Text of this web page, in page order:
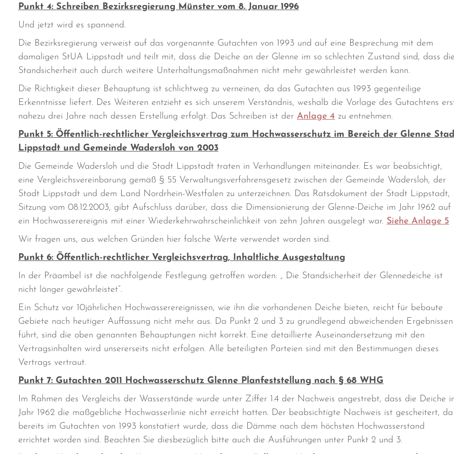
Punkt 4: Schreiben Bezirksregierung Münster vom 8. Januar 1996
Und jetzt wird es spannend.
Die Bezirksregierung verweist auf das vorgenannte Gutachten von 1993 und auf eine Besprechung mit dem
damaligen StUA Lippstadt und teilt mit, dass die Deiche an der Glenne im so schlechten Zustand sind, dass die
Standsicherheit auch durch weitere Unterhaltungsmaßnahmen nicht mehr gewährleistet werden kann.
Die Richtigkeit dieser Behauptung ist schlichtweg zu verneinen, da das Gutachten aus 1993 gegenteilige
Erkenntnisse liefert. Des Weiteren entzieht es sich unserem Verständnis, weshalb die Vorlage des Gutachtens
nahezu drei Jahre nach dessen Erstellung erfolgt. Das Schreiben ist der Anlage 4 zu entnehmen.
Punkt 5: Öffentlich-rechtlicher Vergleichsvertrag zum Hochwasserschutz im Bereich der Glenne
Lippstadt und Gemeinde Wadersloh von 2003
Die Gemeinde Wadersloh und die Stadt Lippstadt traten in Verhandlungen miteinander. Es war beabsichtigt,
eine Vergleichsvereinbarung gemäß § 55 Verwaltungsverfahrensgesetz zwischen der Gemeinde Wadersloh, der
Stadt Lippstadt und dem Land Nordrhein-Westfalen zu unterzeichnen. Das Ratsdokument der Stadt Lippstadt,
Sitzung vom 08.12.2003, gibt Aufschluss darüber, dass die Dimensionierung der Glenne-Deiche im Jahr 1962 auf
ein Hochwasserereignis mit einer Wiederkehrwahrscheinlichkeit von zehn Jahren ausgelegt war. Siehe Anlage 5
Wir fragen uns, aus welchen Gründen hier falsche Werte verwendet worden sind.
Punkt 6: Öffentlich-rechtlicher Vergleichsvertrag, Inhaltliche Ausgestaltung
In der Präambel ist die nachfolgende Festlegung getroffen worden: „ Die Standsicherheit der Glennedeiche ist
nicht länger gewährleistet“.
Ein Schutz vor 10jährlichen Hochwasserereignissen, wie ihn die vorhandenen Deiche bieten, reicht für bebaute
Gebiete nach heutiger Auffassung nicht mehr aus. Da Punkt 2 und 3 zu grundlegend abweichenden Ergebnissen
führt, sind die oben genannten Behauptungen nicht korrekt. Eine detaillierte Auseinandersetzung mit den
Vertragsinhalten wird unsererseits nicht erfolgen. Alle beteiligten Parteien sind mit den Bestimmungen dieses
Vertrags vertraut.
Punkt 7: Gutachten 2011 Hochwasserschutz Glenne Planfeststellung nach § 68 WHG
Im Rahmen des Vergleichs der Wasserstände wurde unter Ziffer 1.4 der Nachweis angestrebt, dass die Deiche
Jahr 1962 die maßgebliche Hochwasserlinie nicht erreicht hatten. Der beabsichtigte Nachweis ist gescheitert, da
bereits im Gutachten von 1993 konstatiert wurde, dass die Dämme nach dem höchsten Hochwasserstand
errichtet worden sind. Beachten Sie diesbezüglich bitte auch die Ausführungen unter Punkt 2 und 3.